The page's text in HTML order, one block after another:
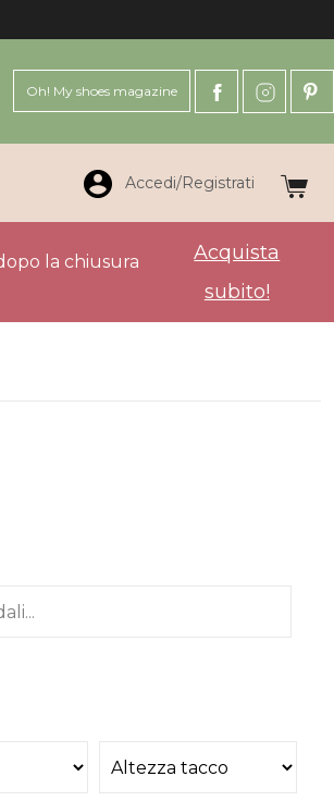
Oh! My shoes magazine
Accedi/Registrati
la chiusura
Acquista
subito!